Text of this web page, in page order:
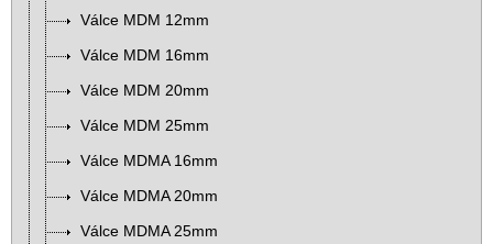
Válce MDM 12mm
Válce MDM 16mm
Válce MDM 20mm
Válce MDM 25mm
Válce MDMA 16mm
Válce MDMA 20mm
Válce MDMA 25mm